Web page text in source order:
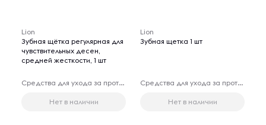
Lion
Зубная щётка регулярная для
чувствительных десен,
средней жесткости, 1 шт
Средства для ухода за протезами
Нет в наличии
Lion
Зубная щетка 1 шт
Средства для ухода за протезами
Нет в наличии